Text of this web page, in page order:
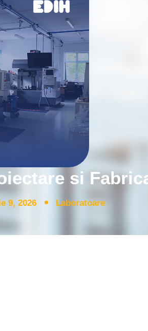
si
9, 2026 Laboratoare